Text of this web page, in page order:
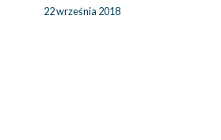
22 września 2018